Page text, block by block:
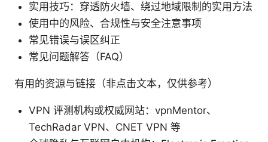
实用技巧：穿透防火墙、绕过地域限制的实用方法
使用中的风险、合规性与安全注意事项
常见错误与误区纠正
常见问题解答（FAQ）
有用的资源与链接（非点击文本，仅供参考）
VPN 评测机构或权威网站：vpnMentor、
TechRadar VPN、CNET VPN 等